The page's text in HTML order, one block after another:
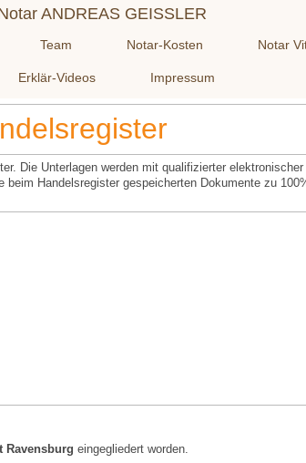
ANDREAS GEISSLER
Team Notar-Kosten Notar
Erklär-Videos Impressum
Die Unterlagen werden mit qualifizierter
Handelsregister gespeicherten Dokumente zu
Ravensburg eingegliedert worden.